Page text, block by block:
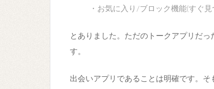
・お気に入り/ブロック機能(すぐ見
とありました。ただのトークアプリだ
す。
出会いアプリであることは明確です。